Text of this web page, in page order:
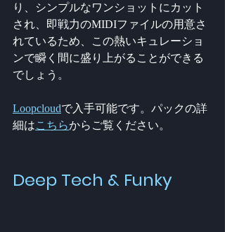
り、シンプルなワンショットにカット
され、即戦力のMIDIファイルの用意さ
れているため、この熱いキュレーショ
ンで瞬く間に盛り上がることができる
でしょう。
Loopcloudで入手可能です。パックの詳
細はこちらからご覧ください。
Deep Tech & Funky